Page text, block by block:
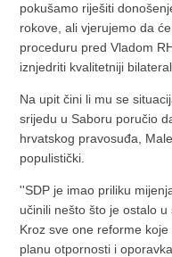
pokušamo riješiti
rokove, ali vjerujemo da
proceduru pred Vladom
iznjedriti kvalitetniji
Na upit čini li mu se
srijedu u Saboru poručio
hrvatskog pravosuđa,
populistički.
''SDP je imao priliku
učinili nešto što je ostalo
Kroz sve one reforme
planu otpornosti i